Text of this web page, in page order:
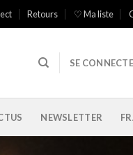
Retours ♡ Ma liste
SE
NEWSLETTER